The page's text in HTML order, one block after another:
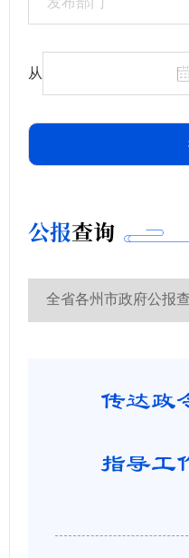
从
公报查询